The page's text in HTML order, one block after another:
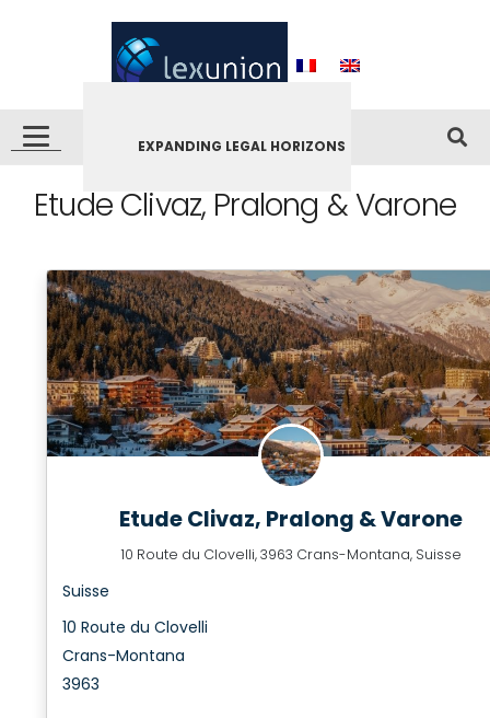
EXPANDING LEGAL HORIZONS
Etude Clivaz, Pralong & Varone
Etude Clivaz, Pralong & Varone
10 Route du Clovelli, 3963 Crans-Montana, Suisse
Suisse
10 Route du Clovelli
Crans-Montana
3963